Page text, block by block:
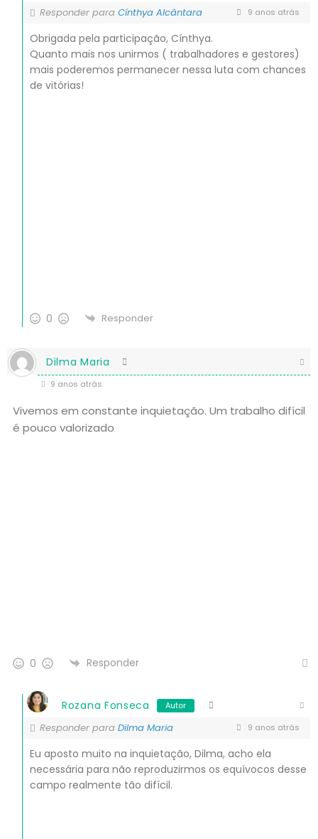
Responder para Cínthya Alcântara 9 anos atrás
Obrigada pela participação, Cínthya.
Quanto mais nos unirmos ( trabalhadores e gestores)
mais poderemos permanecer nessa luta com chances
de vitórias!
0 Responder
Dilma Maria
9 anos atrás
Vivemos em constante inquietação. Um trabalho difícil
é pouco valorizado
0 Responder
Rozana Fonseca Autor
Responder para Dilma Maria 9 anos atrás
Eu aposto muito na inquietação, Dilma, acho ela
necessária para não reproduzirmos os equívocos desse
campo realmente tão difícil.